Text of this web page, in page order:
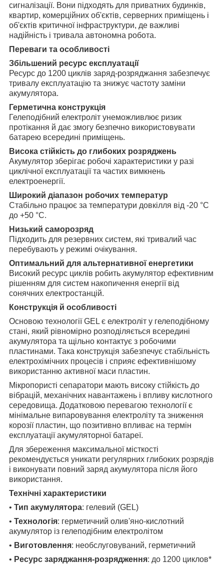
сигналізації. Вони підходять для приватних будинків,
квартир, комерційних об'єктів, серверних приміщень і
об'єктів критичної інфраструктури, де важливі
надійність і тривала автономна робота.
Переваги та особливості
Збільшений ресурс експлуатації
Ресурс до 1200 циклів заряд-розряджання забезпечує
тривалу експлуатацію та знижує частоту заміни
акумулятора.
Герметична конструкція
Гелеподібний електроліт унеможливлює ризик
протікання й дає змогу безпечно використовувати
батарею всередині приміщень.
Висока стійкість до глибоких розряджень
Акумулятор зберігає робочі характеристики у разі
циклічної експлуатації та частих вимкнень
електроенергії.
Широкий діапазон робочих температур
Стабільно працює за температури довкілля від -20 °C
до +50 °C.
Низький саморозряд
Підходить для резервних систем, які тривалий час
перебувають у режимі очікування.
Оптимальний для альтернативної енергетики
Високий ресурс циклів робить акумулятор ефективним
рішенням для систем накопичення енергії від
сонячних електростанцій.
Конструкція й особливості
Основою технології GEL є електроліт у гелеподібному
стані, який рівномірно розподіляється всередині
акумулятора та щільно контактує з робочими
пластинами. Така конструкція забезпечує стабільність
електрохімічних процесів і сприяє ефективнішому
використанню активної маси пластин.
Мікропористі сепаратори мають високу стійкість до
вібрацій, механічних навантажень і впливу кислотного
середовища. Додатковою перевагою технології є
мінімальне випаровування електроліту та зниження
корозії пластин, що позитивно впливає на термін
експлуатації акумуляторної батареї.
Для збереження максимальної місткості
рекомендується уникати регулярних глибоких розрядів
і виконувати повний заряд акумулятора після його
використання.
Технічні характеристики
• Тип акумулятора: гелевий (GEL)
• Технологія: герметичний олив'яно-кислотний
акумулятор із гелеподібним електролітом
• Виготовлення: необслуговуваний, герметичний
• Ресурс заряджання-розрядження: до 1200 циклов*